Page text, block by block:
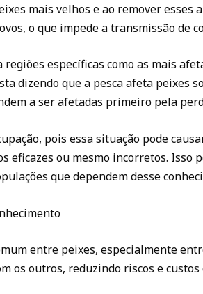
mais velhos e ao remover
o que impede a transmissão de
específicas como as mais
dizendo que a pesca afeta peixes
a ser afetadas primeiro pela
pois essa situação pode
eficazes ou mesmo incorretos.
que dependem desse
entre peixes, especialmente
os outros, reduzindo riscos e